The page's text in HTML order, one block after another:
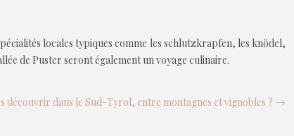
locales typiques comme les schlutzkrapfen, les knödel,
de Puster seront également un voyage culinaire.
découvrir dans le Sud-Tyrol, entre montagnes et vignobles ?